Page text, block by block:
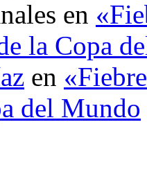
en
la Copa
en
del Mundo